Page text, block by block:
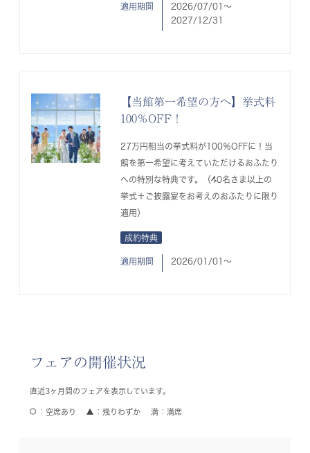
適用期間
2026/07/01〜
2027/12/31
【当館第一希望の方へ】挙式料
100％OFF！
27万円相当の挙式料が100％OFFに！当
館を第一希望に考えていただけるおふたり
への特別な特典です。（40名さま以上の
挙式＋ご披露宴をお考えのおふたりに限り
適用）
成約特典
適用期間 2026/01/01〜
フェアの開催状況
直近3ヶ月間のフェアを表示しています。
空席あり 残りわずか 満席